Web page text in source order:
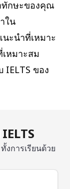
กษะของคุณ
ใน
ะนำที่เหมาะ
หมาะสม
IELTS ของ
งการเรียนด้วย